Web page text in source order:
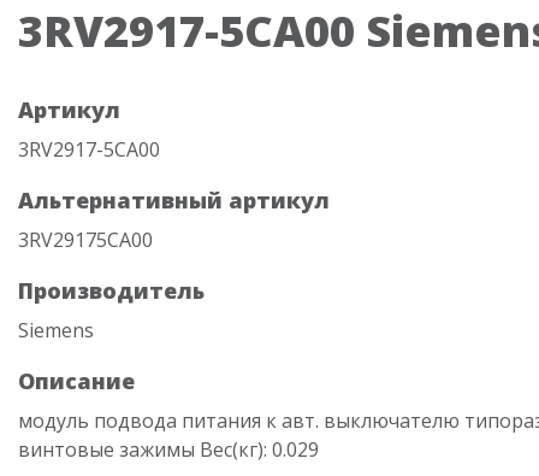
3RV2917-5CA00
Артикул
3RV2917-5CA00
Альтернативный артикул
3RV29175CA00
Производитель
Siemens
Описание
модуль подвода питания к авт. выключателю
винтовые зажимы Вес(кг): 0.029